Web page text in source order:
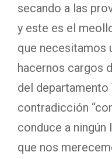
secando a las
y este es el
que necesitamos
hacernos cargos
del departamento
contradicción
conduce a
que nos